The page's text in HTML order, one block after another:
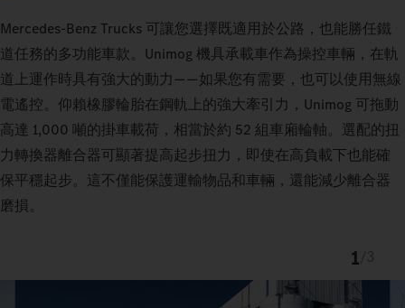
Mercedes‑Benz Trucks 可讓您選擇既適用於公路，也能勝任鐵
道任務的多功能車款。Unimog 機具承載車作為操控車輛，在軌
道上運作時具有強大的動力——如果您有需要，也可以使用無線
電遙控。仰賴橡膠輪胎在鋼軌上的強大牽引力，Unimog 可拖動
高達 1,000 噸的掛車載荷，相當於約 52 組車廂輪軸。選配的扭
力轉換器離合器可顯著提高起步扭力，即使在高負載下也能確
保平穩起步。這不僅能保護運輸物品和車輛，還能減少離合器
磨損。
1